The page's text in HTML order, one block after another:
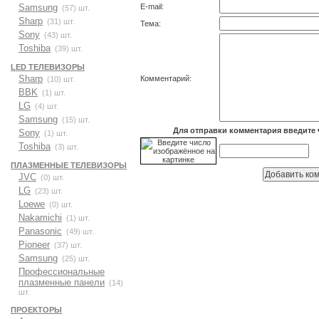
Samsung (57) шт.
Sharp (31) шт.
Sony (43) шт.
Toshiba (39) шт.
LED ТЕЛЕВИЗОРЫ
Sharp (10) шт.
BBK (1) шт.
LG (4) шт.
Samsung (15) шт.
Sony (1) шт.
Toshiba (3) шт.
ПЛАЗМЕННЫЕ ТЕЛЕВИЗОРЫ
JVC (0) шт.
LG (23) шт.
Loewe (0) шт.
Nakamichi (1) шт.
Panasonic (49) шт.
Pioneer (37) шт.
Samsung (25) шт.
Профессиональные
плазменные панели (14)
шт.
ПРОЕКТОРЫ
E-mail:
Тема:
Комментарий:
Для отправки комментария введите